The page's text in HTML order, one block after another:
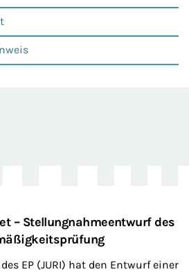
– Stellungnahmeentwurf des
EP (JURI) hat den Entwurf einer